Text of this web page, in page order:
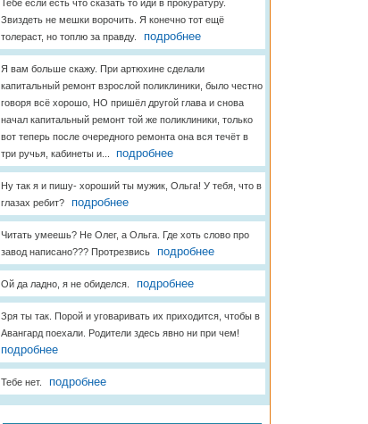
Тебе если есть что сказать то иди в прокуратуру.
Звиздеть не мешки ворочить. Я конечно тот ещё
толераст, но топлю за правду.
подробнее
Я вам больше скажу. При артюхине сделали
капитальный ремонт взрослой поликлиники, было честно
говоря всё хорошо, НО пришёл другой глава и снова
начал капитальный ремонт той же поликлиники, только
вот теперь после очередного ремонта она вся течёт в
три ручья, кабинеты и...
подробнее
Ну так я и пишу- хороший ты мужик, Ольга! У тебя, что в
глазах ребит?
подробнее
Читать умеешь? Не Олег, а Ольга. Где хоть слово про
завод написано??? Протрезвись
подробнее
Ой да ладно, я не обиделся. подробнее
Зря ты так. Порой и уговаривать их приходится, чтобы в
Авангард поехали. Родители здесь явно ни при чем!
подробнее
Тебе нет. подробнее